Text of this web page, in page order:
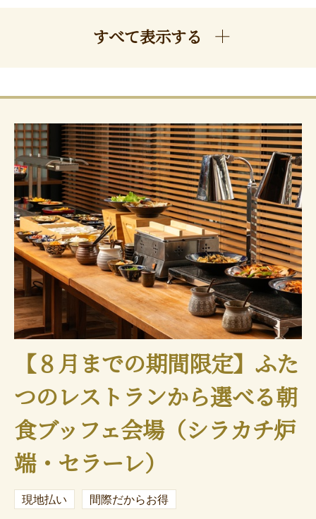
すべて表示する
【８月までの期間限定】ふた
つのレストランから選べる朝
食ブッフェ会場（シラカチ炉
端・セラーレ）
現地払い 間際だからお得